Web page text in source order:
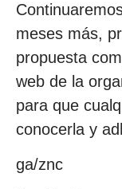
meses más,
propuesta
web de la
para que
conocerla y
ga/znc